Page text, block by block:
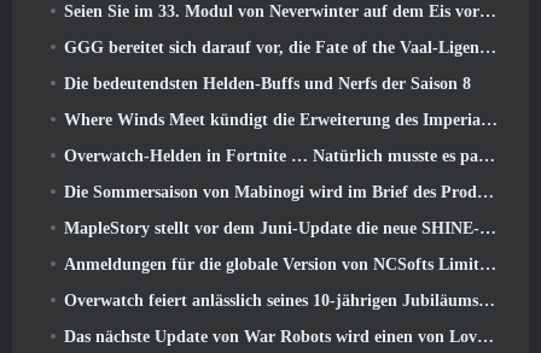
Seien Sie im 33. Modul von Neverwinter auf dem Eis vorsichtig, Beißende Kälte
GGG bereitet sich darauf vor, die Fate of the Vaal-Ligen von Path of Exile 2 vor der Veröffentlichung von Return Of The Ancients zu verschieben
Die bedeutendsten Helden-Buffs und Nerfs der Saison 8
Where Winds Meet kündigt die Erweiterung des Imperial Palace an und teilt eine „massive“ Content-Roadmap mit
Overwatch-Helden in Fortnite … Natürlich musste es passieren
Die Sommersaison von Mabinogi wird im Brief des Produzenten enthüllt
MapleStory stellt vor dem Juni-Update die neue SHINE-Klasse vor
Anmeldungen für die globale Version von NCSofts Limit Zero Breakers „Prologue Test“ sind im Gange
Overwatch feiert anlässlich seines 10-jährigen Jubiläums „Ein Jahrzehnt der Helden“.
Das nächste Update von War Robots wird einen von Lovecraft inspirierten Scharfschützen vorstellen